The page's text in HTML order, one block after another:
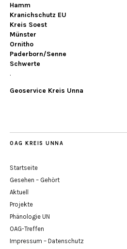
Hamm
Kranichschutz EU
Kreis Soest
Münster
Ornitho
Paderborn/Senne
Schwerte
.
Geoservice Kreis Unna
OAG KREIS UNNA
Startseite
Gesehen – Gehört
Aktuell
Projekte
Phänologie UN
OAG-Treffen
Impressum – Datenschutz